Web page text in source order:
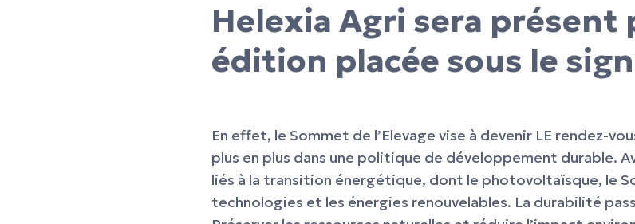
Helexia Agri sera présent
édition placée sous le
En effet, le Sommet de l’Elevage vise à devenir LE rendez-
plus en plus dans une politique de développement durable.
liés à la transition énergétique, dont le photovoltaïsque, le
technologies et les énergies renouvelables. La durabilité